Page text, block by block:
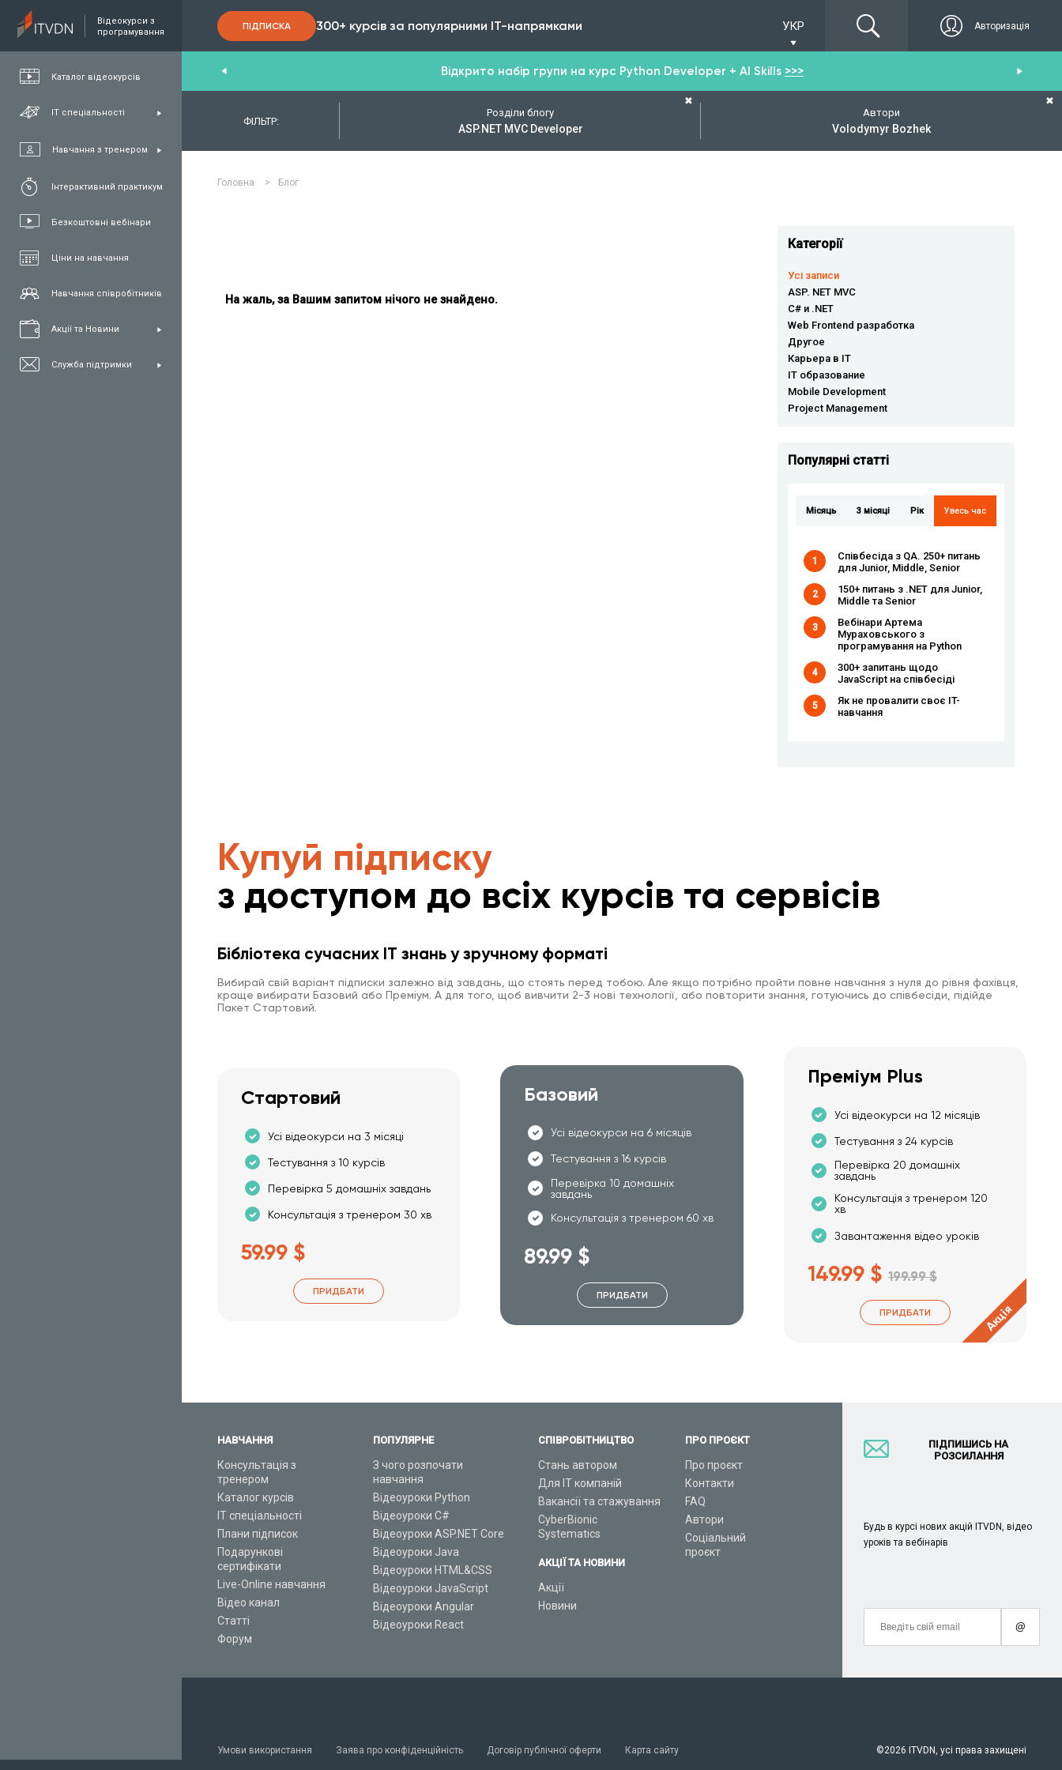
Відеокурси з
програмування
Каталог відеокурсів
ІТ спеціальності
Навчання з тренером
Інтерактивний практикум
Безкоштовні вебінари
Ціни на навчання
Навчання співробітників
Акції та Новини
Служба підтримки
ПІДПИСКА 300+ курсів за популярними IT-напрямками УКР Авторизація
FullStack C#/.NET Java Відкрито набір групи на курс Python Developer + AI Skills >>>
ФІЛЬТР:
Розділи блогу
ASP.NET MVC Developer
✖
Автори
Volodymyr Bozhek
✖
Головна > Блог
На жаль, за Вашим запитом нічого не знайдено.
Категорії
Усі записи
ASP. NET MVC
C# и .NET
Web Frontend разработка
Другое
Карьера в IT
IT образование
Mobile Development
Project Management
Популярні статті
Місяць 3 місяці Рік Увесь час
1
Співбесіда з QA. 250+ питань
для Junior, Middle, Senior
2
150+ питань з .NET для Junior,
Middle та Senior
3
Вебінари Артема
Мураховського з
програмування на Python
4
300+ запитань щодо
JavaScript на співбесіді
5
Як не провалити своє IT-
навчання
Купуй підписку
з доступом до всіх курсів та сервісів
Бібліотека сучасних IT знань у зручному форматі
Вибирай свій варіант підписки залежно від завдань, що стоять перед тобою. Але якщо потрібно пройти повне навчання з нуля до рівня фахівця,
краще вибирати Базовий або Преміум. А для того, щоб вивчити 2-3 нові технології, або повторити знання, готуючись до співбесіди, підійде
Пакет Стартовий.
Стартовий
Усі відеокурси на 3 місяці
Тестування з 10 курсів
Перевірка 5 домашніх завдань
Консультація з тренером 30 хв
59.99 $
ПРИДБАТИ
Базовий
Усі відеокурси на 6 місяців
Тестування з 16 курсів
Перевірка 10 домашніх
завдань
Консультація з тренером 60 хв
89.99 $
ПРИДБАТИ
Преміум Plus
Усі відеокурси на 12 місяців
Тестування з 24 курсів
Перевірка 20 домашніх
завдань
Консультація з тренером 120
хв
Завантаження відео уроків
149.99 $ 199.99 $
ПРИДБАТИ Акція
НАВЧАННЯ
Консультація з
тренером
Каталог курсів
ІТ спеціальності
Плани підписок
Подарункові
сертифікати
Live-Online навчання
Відео канал
Статті
Форум
ПОПУЛЯРНЕ
З чого розпочати
навчання
Відеоуроки Python
Відеоуроки C#
Відеоуроки ASP.NET Core
Відеоуроки Java
Відеоуроки HTML&CSS
Відеоуроки JavaScript
Відеоуроки Angular
Відеоуроки React
СПІВРОБІТНИЦТВО
Стань автором
Для ІТ компаній
Вакансії та стажування
CyberBionic
Systematics
АКЦІЇ ТА НОВИНИ
Акції
Новини
ПРО ПРОЄКТ
Про проєкт
Контакти
FAQ
Автори
Соціальний
проєкт
ПІДПИШИСЬ НА
РОЗСИЛАННЯ
Будь в курсі нових акцій ITVDN, відео
уроків та вебінарів
@
Умови використання Заява про конфіденційність Договір публічної оферти Карта сайту ©2026 ITVDN, усі права захищені